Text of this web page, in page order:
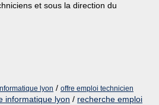
et sous la direction du
lyon / offre emploi technicien
informatique lyon / recherche emploi